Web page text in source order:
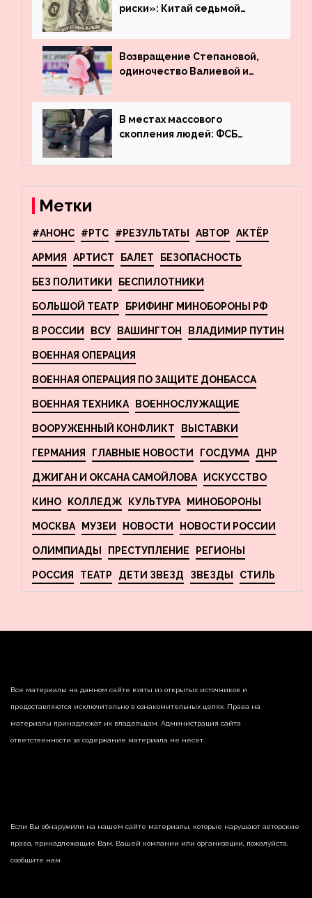
риски»: Китай седьмой
деньги из американского
госдолга
Возвращение Степановой,
одиночество Валиевой и
что обсуждают в мире
фигурного катания
В местах массового
скопления людей: ФСБ
террористов, планировавших
Метки
#АНОНС #РТС #РЕЗУЛЬТАТЫ АВТОР АКТЁР
АРМИЯ АРТИСТ БАЛЕТ БЕЗОПАСНОСТЬ
БЕЗ ПОЛИТИКИ БЕСПИЛОТНИКИ
БОЛЬШОЙ ТЕАТР БРИФИНГ МИНОБОРОНЫ РФ
В РОССИИ ВСУ ВАШИНГТОН ВЛАДИМИР ПУТИН
ВОЕННАЯ ОПЕРАЦИЯ
ВОЕННАЯ ОПЕРАЦИЯ ПО ЗАЩИТЕ ДОНБАССА
ВОЕННАЯ ТЕХНИКА ВОЕННОСЛУЖАЩИЕ
ВООРУЖЕННЫЙ КОНФЛИКТ ВЫСТАВКИ
ГЕРМАНИЯ ГЛАВНЫЕ НОВОСТИ ГОСДУМА ДНР
ДЖИГАН И ОКСАНА САМОЙЛОВА ИСКУССТВО
КИНО КОЛЛЕДЖ КУЛЬТУРА МИНОБОРОНЫ
МОСКВА МУЗЕИ НОВОСТИ НОВОСТИ РОССИИ
ОЛИМПИАДЫ ПРЕСТУПЛЕНИЕ РЕГИОНЫ
РОССИЯ ТЕАТР ДЕТИ ЗВЕЗД ЗВЕЗДЫ СТИЛЬ
Все материалы на данном сайте взяты из открытых источников и
предоставляются исключительно в ознакомительных целях. Права на
материалы принадлежат их владельцам. Администрация сайта
ответственности за содержание материала не несет.
Если Вы обнаружили на нашем сайте материалы, которые нарушают авторские
права, принадлежащие Вам, Вашей компании или организации, пожалуйста,
сообщите нам.